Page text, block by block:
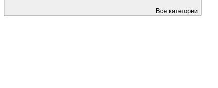
Все категории